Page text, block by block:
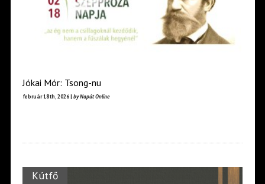
Jókai Mór: Tsong-nu
február 18th, 2026 | by Napút Online
Kútfő